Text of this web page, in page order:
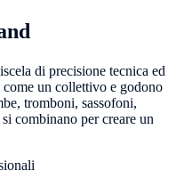
di precisione tecnica ed
come un collettivo e godono
tromboni, sassofoni,
combinano per creare un